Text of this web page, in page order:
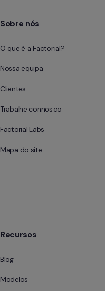
Sobre nós
O que é a Factorial?
Nossa equipa
Clientes
Trabalhe connosco
Factorial Labs
Mapa do site
Recursos
Blog
Modelos